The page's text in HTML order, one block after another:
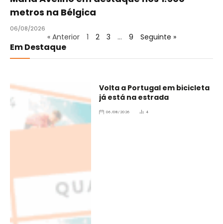
metros na Bélgica
06/08/2026
« Anterior 1 2 3 … 9 Seguinte »
Em Destaque
Volta a Portugal em bicicleta
já está na estrada
06/08/2026 4